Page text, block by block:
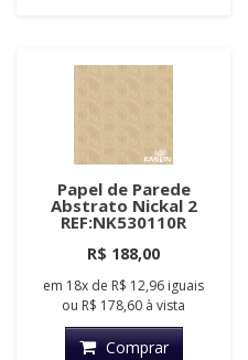
Papel de Parede
Abstrato Nickal 2
REF:NK530110R
R$ 188,00
em 18x de R$ 12,96 iguais
ou R$ 178,60 à vista
Comprar